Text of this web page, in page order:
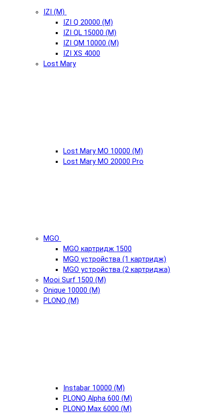
IZI (М)
IZI Q 20000 (М)
IZI QL 15000 (М)
IZI QM 10000 (М)
IZI XS 4000
Lost Mary
Lost Mary MO 10000 (М)
Lost Mary MO 20000 Pro
MGO
MGO картридж 1500
MGO устройства (1 картридж)
MGO устройства (2 картриджа)
Mooi Surf 1500 (М)
Onique 10000 (М)
PLONQ (М)
Instabar 10000 (М)
PLONQ Alpha 600 (М)
PLONQ Max 6000 (М)